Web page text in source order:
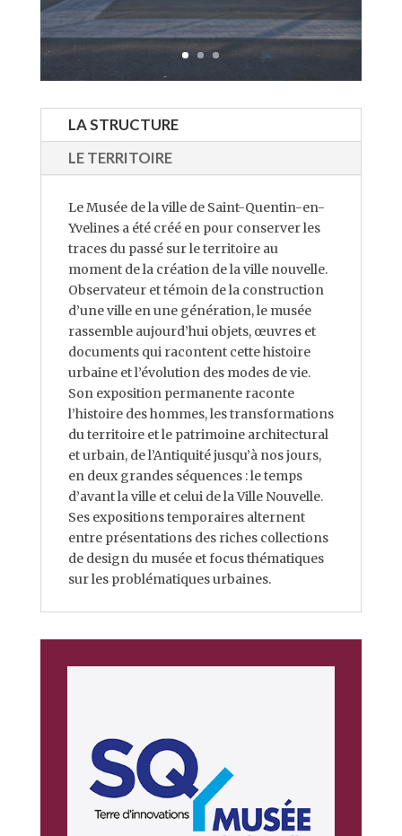
LA STRUCTURE
LE TERRITOIRE
Le Musée de la ville de Saint-Quentin-en-
Yvelines a été créé en pour conserver les
traces du passé sur le territoire au
moment de la création de la ville nouvelle.
Observateur et témoin de la construction
d’une ville en une génération, le musée
rassemble aujourd’hui objets, œuvres et
documents qui racontent cette histoire
urbaine et l’évolution des modes de vie.
Son exposition permanente raconte
l’histoire des hommes, les transformations
du territoire et le patrimoine architectural
et urbain, de l’Antiquité jusqu’à nos jours,
en deux grandes séquences : le temps
d’avant la ville et celui de la Ville Nouvelle.
Ses expositions temporaires alternent
entre présentations des riches collections
de design du musée et focus thématiques
sur les problématiques urbaines.